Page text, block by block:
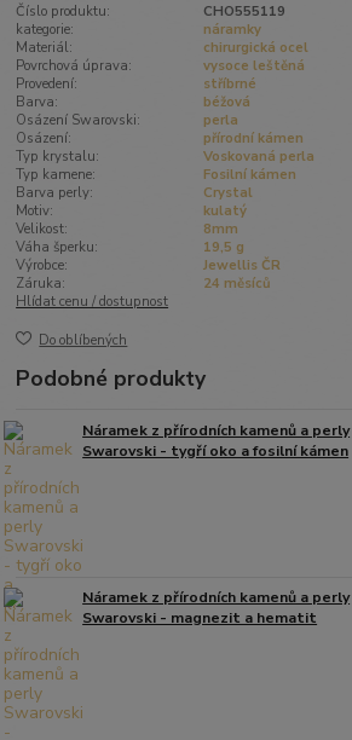
Číslo produktu:
CHO555119
kategorie:
náramky
Materiál:
chirurgická ocel
Povrchová úprava:
vysoce leštěná
Provedení:
stříbrné
Barva:
béžová
Osázení Swarovski:
perla
Osázení:
přírodní kámen
Typ krystalu:
Voskovaná perla
Typ kamene:
Fosilní kámen
Barva perly:
Crystal
Motiv:
kulatý
Velikost:
8mm
Váha šperku:
19,5 g
Výrobce:
Jewellis ČR
Záruka:
24 měsíců
Hlídat cenu / dostupnost
Do oblíbených
Podobné produkty
Náramek z přírodních kamenů a perly
Swarovski - tygří oko a fosilní kámen
Náramek z přírodních kamenů a perly
Swarovski - magnezit a hematit